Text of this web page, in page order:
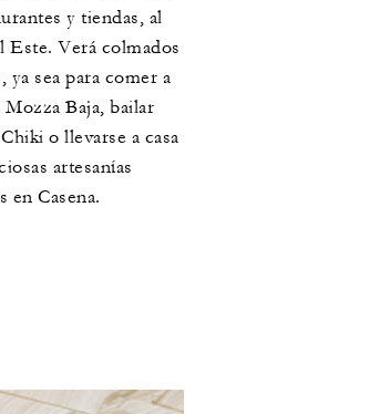
y tiendas, al
Este. Verá colmados
ya sea para comer a
Baja, bailar
o llevarse a casa
artesanías
en Casena.